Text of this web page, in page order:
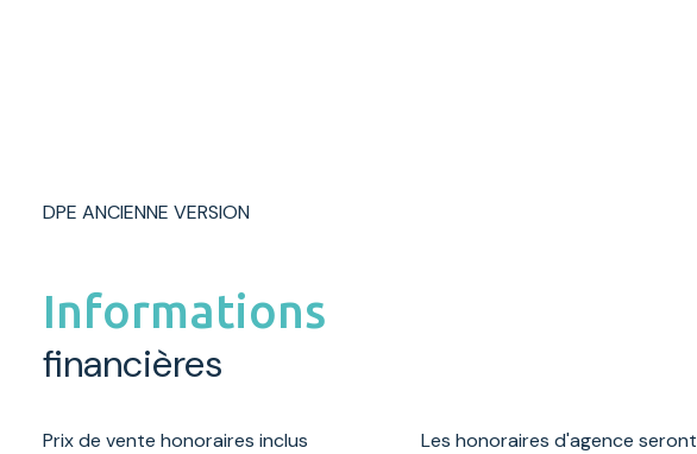
DPE ANCIENNE VERSION
Informations
financières
Prix de vente honoraires inclus
Les honoraires d'agence seront